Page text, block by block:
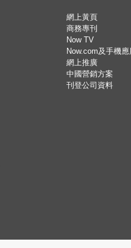
網上黃頁
商務專刊
Now TV
Now.com及手機
網上推廣
中國營銷方案
刊登公司資料